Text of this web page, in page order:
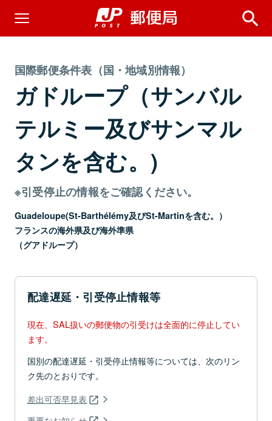
国際郵便条件表（国・地域別情報）
ガドループ（サンバル
テルミー及びサンマル
タンを含む。)
※引受停止の情報をご確認ください。
Guadeloupe(St-Barthélémy及びSt-Martinを含む。）
フランスの海外県及び海外準県
（グアドループ）
配達遅延・引受停止情報等
現在、SAL扱いの郵便物の引受けは全面的に停止してい
ます。
国別の配達遅延・引受停止情報等については、次のリン
ク先のとおりです。
差出可否早見表